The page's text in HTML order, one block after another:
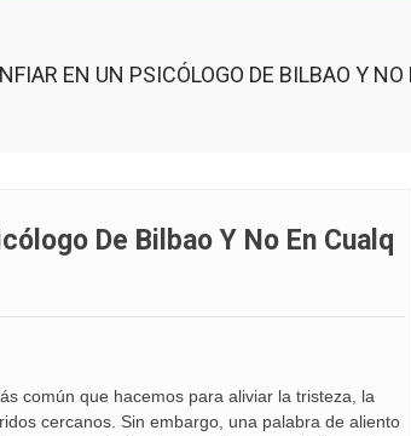
EN UN PSICÓLOGO DE BILBAO Y
De Bilbao Y No En Cualq
común que hacemos para aliviar la tristeza, la
cercanos. Sin embargo, una palabra de aliento